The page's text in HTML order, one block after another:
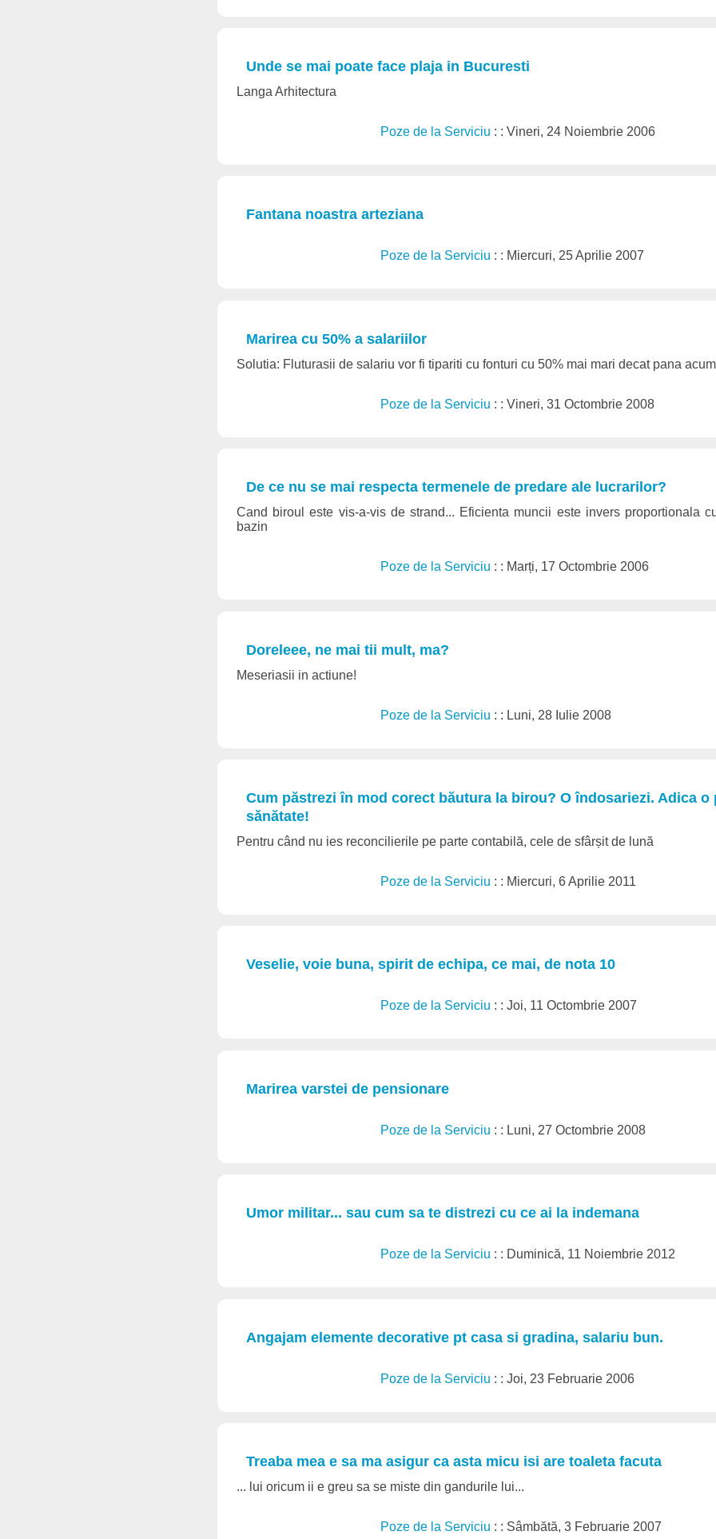
Unde se mai poate face plaja in Bucuresti
Langa Arhitectura
Poze de la Serviciu : : Vineri, 24 Noiembrie 2006
Fantana noastra arteziana
Poze de la Serviciu : : Miercuri, 25 Aprilie 2007
Marirea cu 50% a salariilor
Solutia: Fluturasii de salariu vor fi tipariti cu fonturi cu 50% mai mari decat pana
Poze de la Serviciu : : Vineri, 31 Octombrie 2008
De ce nu se mai respecta termenele de predare ale lucrarilor?
Cand biroul este vis-a-vis de strand... Eficienta muncii este invers proportionala
bazin
Poze de la Serviciu : : Marți, 17 Octombrie 2006
Doreleee, ne mai tii mult, ma?
Meseriasii in actiune!
Poze de la Serviciu : : Luni, 28 Iulie 2008
Cum păstrezi în mod corect băutura la birou? O îndosariezi. Adica o
sănătate!
Pentru când nu ies reconcilierile pe parte contabilă, cele de sfârșit de lună
Poze de la Serviciu : : Miercuri, 6 Aprilie 2011
Veselie, voie buna, spirit de echipa, ce mai, de nota 10
Poze de la Serviciu : : Joi, 11 Octombrie 2007
Marirea varstei de pensionare
Poze de la Serviciu : : Luni, 27 Octombrie 2008
Umor militar... sau cum sa te distrezi cu ce ai la indemana
Poze de la Serviciu : : Duminică, 11 Noiembrie 2012
Angajam elemente decorative pt casa si gradina, salariu bun.
Poze de la Serviciu : : Joi, 23 Februarie 2006
Treaba mea e sa ma asigur ca asta micu isi are toaleta facuta
... lui oricum ii e greu sa se miste din gandurile lui...
Poze de la Serviciu : : Sâmbătă, 3 Februarie 2007